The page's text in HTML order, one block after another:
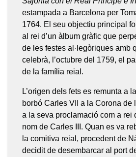
estampada a Barcelona per
1764. El seu objectiu principal
al rei d’un àlbum gràfic que
de les festes al·legòriques amb
celebrà, l’octubre del 1759, el
de la família reial.
L’origen dels fets es remunta a
borbó Carles VII a la Corona de
a la seva proclamació com a rei
nom de Carles III. Quan es va
la comitiva reial, procedent de
decidit de desembarcar al port